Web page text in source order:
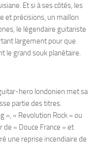
Et si à ses côtés, les
et précisions, un maillon
le légendaire guitariste
largement pour que
le grand souk planétaire.
hero londonien met sa
partie des titres.
», « Revolution Rock » ou
de « Douce France » et
une reprise incendiaire de